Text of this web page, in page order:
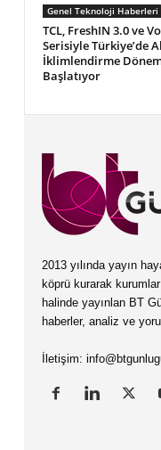
Genel Teknoloji Haberleri
TCL, FreshIN 3.0 ve
Serisiyle Türkiye’de
İklimlendirme
Başlatıyor
2013 yılında yayın
köprü kurarak
halinde yayınlan BT
haberler, analiz ve
İletişim: